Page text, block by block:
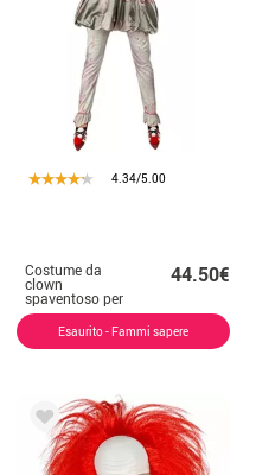
4.34/5.00
Costume da
clown
spaventoso per
donna
44.50€
Esaurito - Fammi sapere